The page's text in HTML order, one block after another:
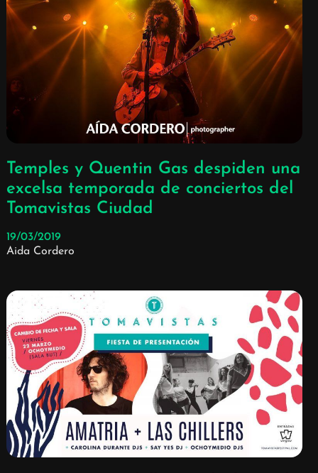
Temples y Quentin Gas despiden una
excelsa temporada de conciertos del
Tomavistas Ciudad
19/03/2019
Aida Cordero